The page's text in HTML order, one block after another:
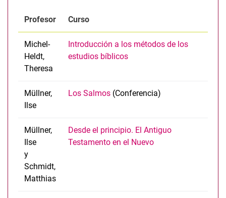
Teología bíblica
Investigación
Enseñanza
Teología sistemática
Profesor Curso
Michel-
Heldt,
Theresa
Introducción a los métodos de los
estudios bíblicos
Müllner,
Ilse
Los Salmos (Conferencia)
Müllner,
Ilse
y
Schmidt,
Matthias
Desde el principio. El Antiguo
Testamento en el Nuevo